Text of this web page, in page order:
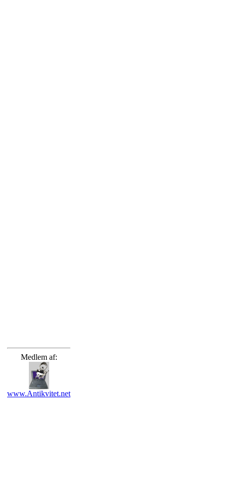
Medlem af:
www.Antikvitet.net